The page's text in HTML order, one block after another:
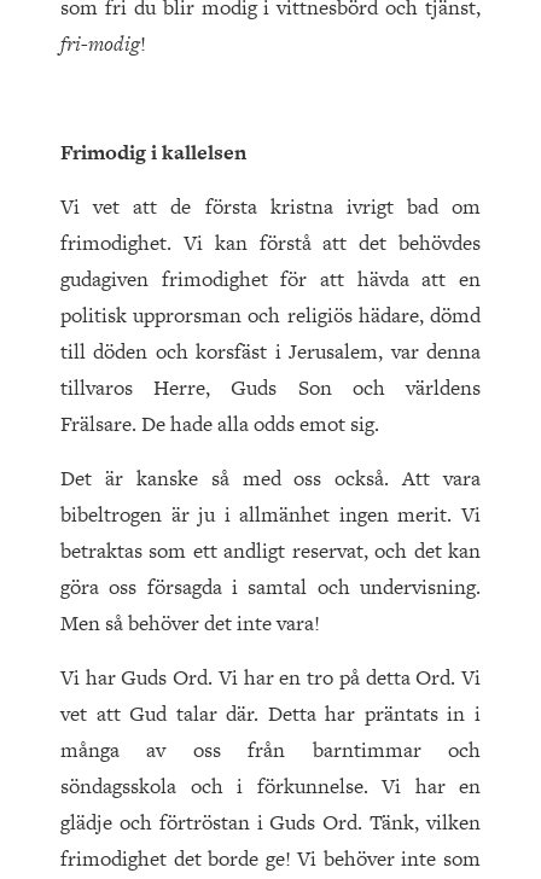
som fri du blir modig i vittnesbörd och tjänst,
fri-modig!
Frimodig i kallelsen
Vi vet att de första kristna ivrigt bad om
frimodighet. Vi kan förstå att det behövdes
gudagiven frimodighet för att hävda att en
politisk upprorsman och religiös hädare, dömd
till döden och korsfäst i Jerusalem, var denna
tillvaros Herre, Guds Son och världens
Frälsare. De hade alla odds emot sig.
Det är kanske så med oss också. Att vara
bibeltrogen är ju i allmänhet ingen merit. Vi
betraktas som ett andligt reservat, och det kan
göra oss försagda i samtal och undervisning.
Men så behöver det inte vara!
Vi har Guds Ord. Vi har en tro på detta Ord. Vi
vet att Gud talar där. Detta har präntats in i
många av oss från barntimmar och
söndagsskola och i förkunnelse. Vi har en
glädje och förtröstan i Guds Ord. Tänk, vilken
frimodighet det borde ge! Vi behöver inte som